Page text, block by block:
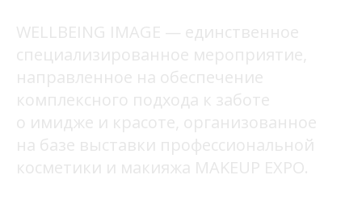
WELLBEING IMAGE — единственное
специализированное мероприятие,
направленное на обеспечение
комплексного подхода к заботе
о имидже и красоте, организованное
на базе выставки профессиональной
косметики и макияжа MAKEUP EXPO.